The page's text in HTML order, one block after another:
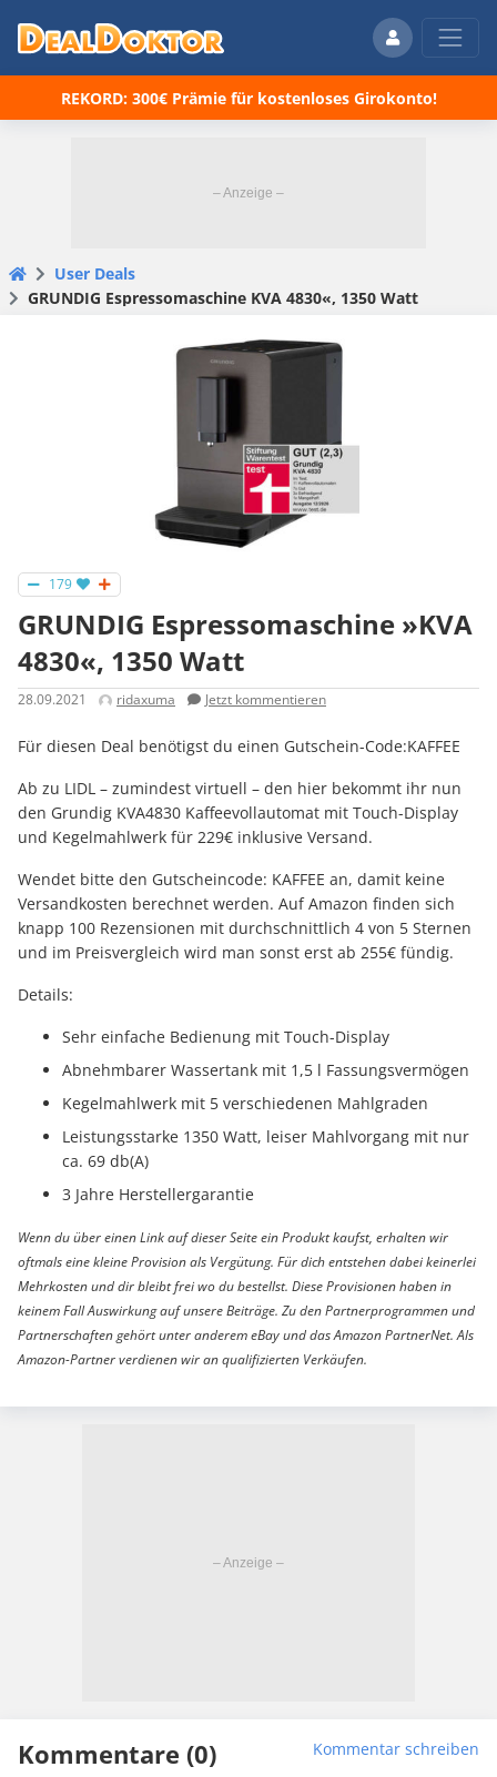
REKORD: 300€ Prämie für kostenloses Girokonto!
User Deals
GRUNDIG Espressomaschine KVA 4830«, 1350 Watt
179
GRUNDIG Espressomaschine »KVA
4830«, 1350 Watt
28.09.2021 ridaxuma Jetzt kommentieren
Für diesen Deal benötigst du einen Gutschein-Code:KAFFEE
Ab zu LIDL – zumindest virtuell – den hier bekommt ihr nun
den Grundig KVA4830 Kaffeevollautomat mit Touch-Display
und Kegelmahlwerk für 229€ inklusive Versand.
Wendet bitte den Gutscheincode: KAFFEE an, damit keine
Versandkosten berechnet werden. Auf Amazon finden sich
knapp 100 Rezensionen mit durchschnittlich 4 von 5 Sternen
und im Preisvergleich wird man sonst erst ab 255€ fündig.
Details:
Sehr einfache Bedienung mit Touch-Display
Abnehmbarer Wassertank mit 1,5 l Fassungsvermögen
Kegelmahlwerk mit 5 verschiedenen Mahlgraden
Leistungsstarke 1350 Watt, leiser Mahlvorgang mit nur
ca. 69 db(A)
3 Jahre Herstellergarantie
Wenn du über einen Link auf dieser Seite ein Produkt kaufst, erhalten wir
oftmals eine kleine Provision als Vergütung. Für dich entstehen dabei keinerlei
Mehrkosten und dir bleibt frei wo du bestellst. Diese Provisionen haben in
keinem Fall Auswirkung auf unsere Beiträge. Zu den Partnerprogrammen und
Partnerschaften gehört unter anderem eBay und das Amazon PartnerNet. Als
Amazon-Partner verdienen wir an qualifizierten Verkäufen.
Kommentare (0) Kommentar schreiben